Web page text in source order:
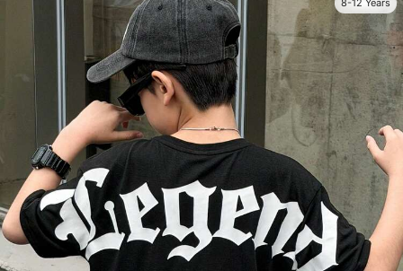
8-12 Years